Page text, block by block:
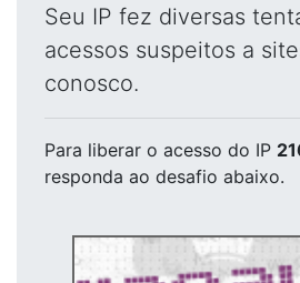
Seu IP fez diversas
acessos suspeitos a
conosco.
Para liberar o acesso do IP
responda ao desafio abaixo.